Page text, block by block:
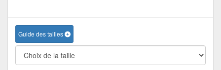
Guide des tailles